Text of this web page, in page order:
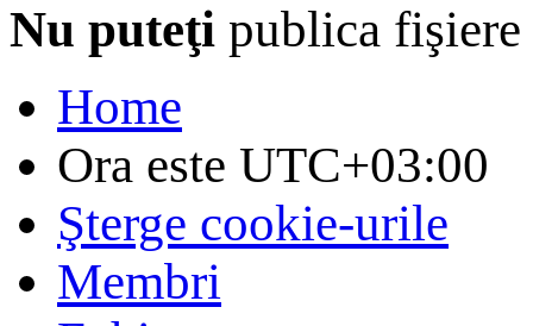
Nu puteţi publica fişiere
Home
Ora este UTC+03:00
Şterge cookie-urile
Membri